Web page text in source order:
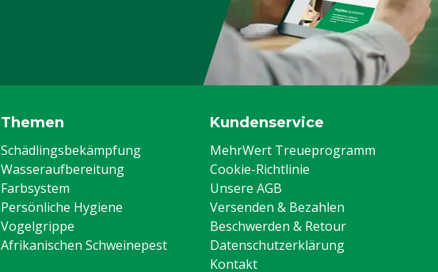
Themen
Schädlingsbekämpfung
Wasseraufbereitung
Farbsystem
Persönliche Hygiene
Vogelgrippe
Afrikanischen Schweinepest
Kundenservice
MehrWert Treueprogramm
Cookie-Richtlinie
Unsere AGB
Versenden & Bezahlen
Beschwerden & Retour
Datenschutzerklärung
Kontakt